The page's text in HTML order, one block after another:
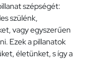
szépségét:
szülénk,
vagy egyszerűen
Ezek a pillanatok
életünket, s így a